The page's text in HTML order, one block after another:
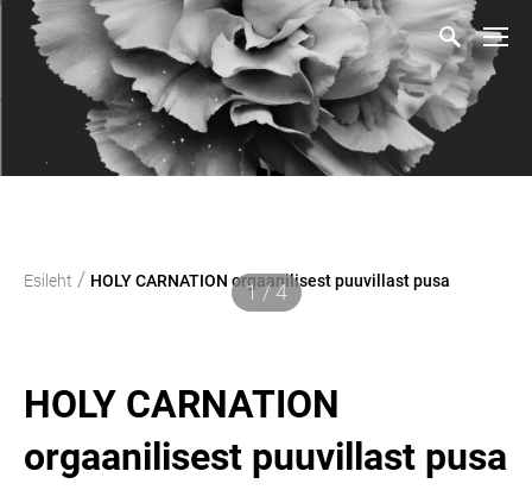
Esileht / HOLY CARNATION orgaanilisest puuvillast pusa
1 / 4
HOLY CARNATION
orgaanilisest puuvillast pusa